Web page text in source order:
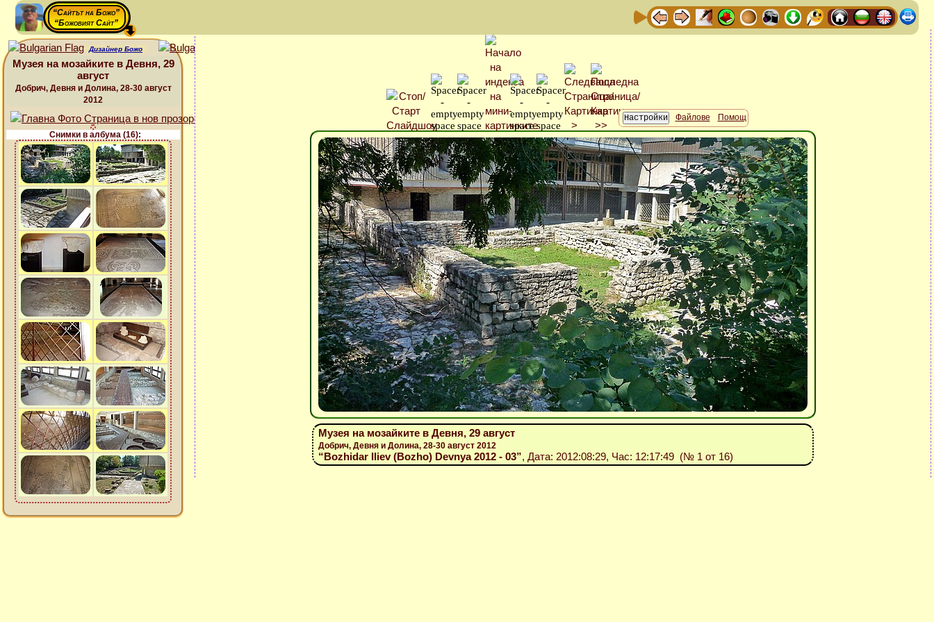
“Сайтът на Божо”
“Божовият Сайт”
Дизайнер Божо
Музея на мозайките в Девня, 29
август
Добрич, Девня и Долина, 28-30 август
2012
Снимки в албума (16):
Файлове Помощ
Музея на мозайките в Девня, 29 август
Добрич, Девня и Долина, 28-30 август 2012
“Bozhidar Iliev (Bozho) Devnya 2012 - 03”, Дата: 2012:08:29, Час: 12:17:49 (№ 1 от 16)